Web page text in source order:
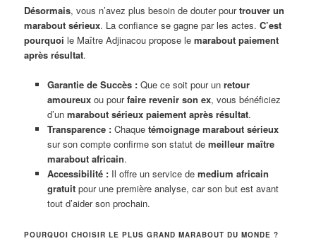
Désormais, vous n’avez plus besoin de douter pourtrouver un
marabout sérieux. La confiance se gagne par les actes.C’est
pourquoi le Maître Adjinacou propose lemarabout paiement
après résultat.
Garantie de Succès :Que ce soit pour un retour
amoureuxou pourfaire revenir son ex, vous bénéficiez
d’un marabout sérieux paiement après résultat.
Transparence :Chaque témoignage marabout sérieux
sur son compte confirme son statut de meilleur maître
marabout africain.
Accessibilité :Il offre un service de medium africain
gratuitpour une première analyse, car son but est avant
tout d’aider son prochain.
POURQUOI CHOISIR LE PLUS GRAND MARABOUT DU MONDE ?